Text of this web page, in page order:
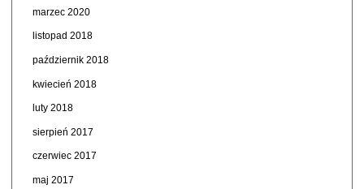
marzec 2020
listopad 2018
październik 2018
kwiecień 2018
luty 2018
sierpień 2017
czerwiec 2017
maj 2017